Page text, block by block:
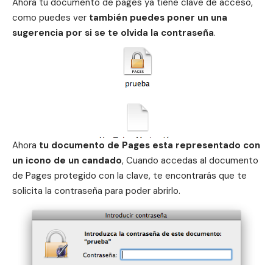
Ahora tu documento de pages ya tiene clave de acceso,
como puedes ver también puedes poner un una
sugerencia por si se te olvida la contraseña.
Ahora tu documento de Pages esta representado con
un icono de un candado, Cuando accedas al documento
de Pages protegido con la clave, te encontrarás que te
solicita la contraseña para poder abrirlo.